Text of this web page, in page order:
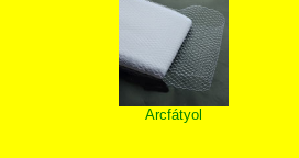
Arcfátyol